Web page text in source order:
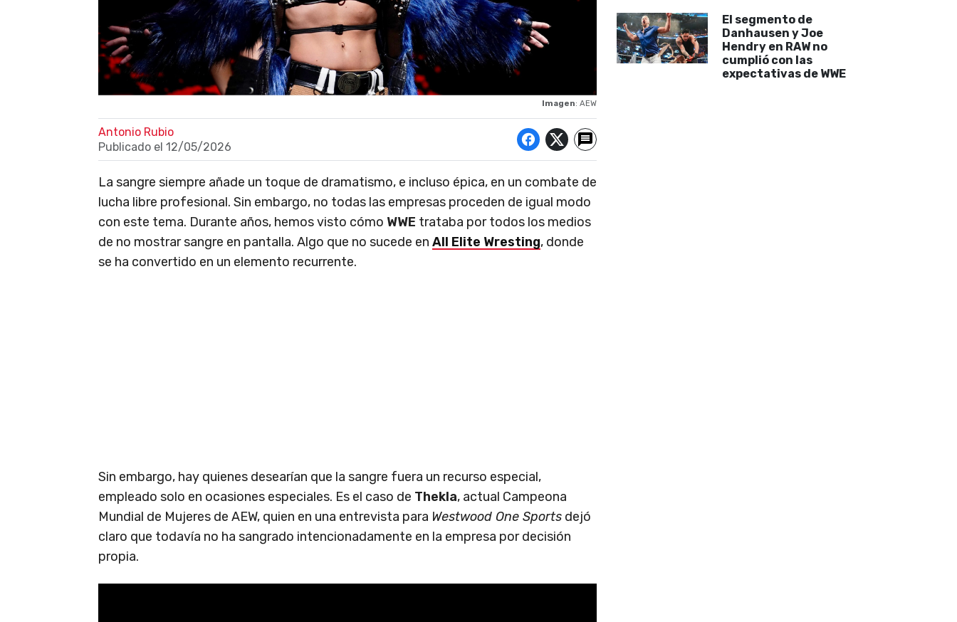
Imagen: AEW
Antonio Rubio
Publicado el 12/05/2026
La sangre siempre añade un toque de dramatismo, e incluso épica, en un combate de
lucha libre profesional. Sin embargo, no todas las empresas proceden de igual modo
con este tema. Durante años, hemos visto cómo WWE trataba por todos los medios
de no mostrar sangre en pantalla. Algo que no sucede en All Elite Wresting, donde
se ha convertido en un elemento recurrente.
Sin embargo, hay quienes desearían que la sangre fuera un recurso especial,
empleado solo en ocasiones especiales. Es el caso de Thekla, actual Campeona
Mundial de Mujeres de AEW, quien en una entrevista para Westwood One Sports dejó
claro que todavía no ha sangrado intencionadamente en la empresa por decisión
propia.
El segmento de
Danhausen y Joe
Hendry en RAW no
cumplió con las
expectativas de WWE